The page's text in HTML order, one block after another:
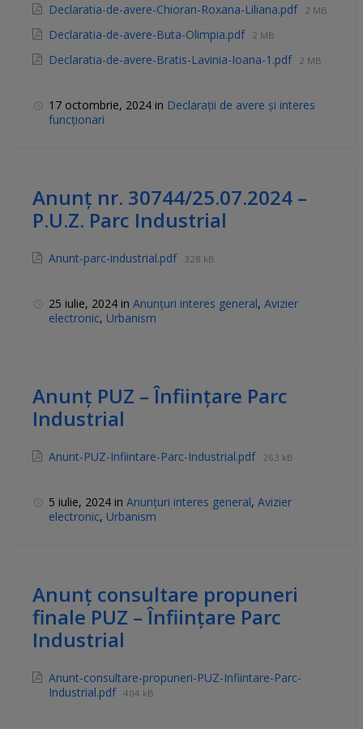
Declaratia-de-avere-Chioran-Roxana-Liliana.pdf 2 MB
Declaratia-de-avere-Buta-Olimpia.pdf 2 MB
Declaratia-de-avere-Bratis-Lavinia-Ioana-1.pdf 2 MB
17 octombrie, 2024 in Declarații de avere și interes
funcționari
Anunț nr. 30744/25.07.2024 –
P.U.Z. Parc Industrial
Anunt-parc-industrial.pdf 328 kB
25 iulie, 2024 in Anunțuri interes general, Avizier
electronic, Urbanism
Anunț PUZ – Înființare Parc
Industrial
Anunt-PUZ-Infiintare-Parc-Industrial.pdf 263 kB
5 iulie, 2024 in Anunțuri interes general, Avizier
electronic, Urbanism
Anunț consultare propuneri
finale PUZ – Înființare Parc
Industrial
Anunt-consultare-propuneri-PUZ-Infiintare-Parc-
Industrial.pdf 404 kB